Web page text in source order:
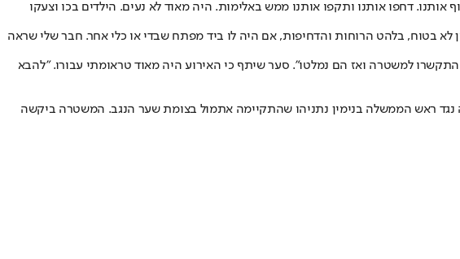
לדחוף אותנו. דחפו אותנו ותקפו אותנו ממש באלימות. היה מאוד לא נעים. הילדים בכו וצעקו
לא בטוח, בלהט הרוחות והדחיפות, אם היה לו ביד מפתח שבדי או כלי אחר. חבר שלי שראה
למשטרה ואז הם נמלטו". סער שיתף כי האירוע היה מאוד טראומתי עבורו. "להבא
נגד ראש הממשלה בנימין נתניהו שהתקיימה אתמול בצומת שער הנגב. המשטרה ביקשה